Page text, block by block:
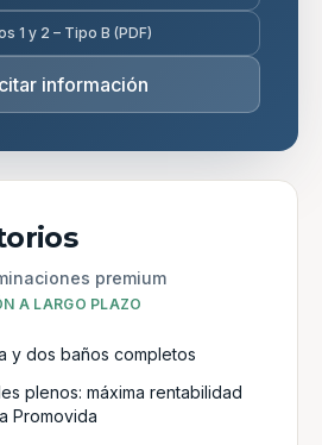
1 y 2 – Tipo B (PDF)
información
premium
A LARGO PLAZO
y dos baños completos
plenos: máxima rentabilidad
Promovida